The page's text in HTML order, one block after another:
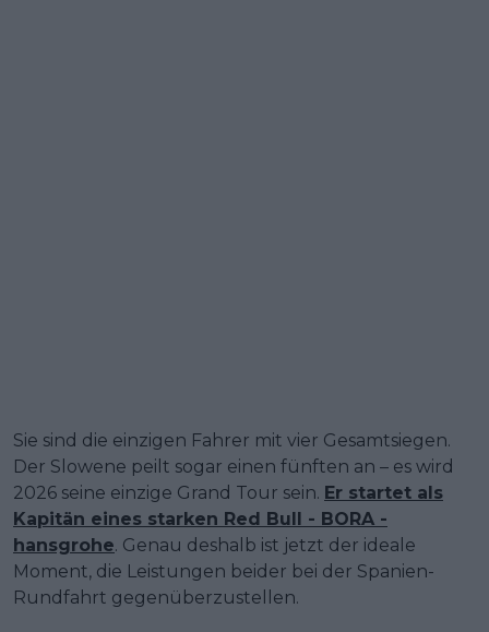
Sie sind die einzigen Fahrer mit vier Gesamtsiegen.
Der Slowene peilt sogar einen fünften an – es wird
2026 seine einzige Grand Tour sein. Er startet als
Kapitän eines starken Red Bull - BORA -
hansgrohe. Genau deshalb ist jetzt der ideale
Moment, die Leistungen beider bei der Spanien-
Rundfahrt gegenüberzustellen.